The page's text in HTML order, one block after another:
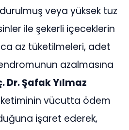
veya yüksek tuz
ile şekerli içeceklerin
az tüketilmeleri, adet
azalmasına
Dr. Şafak Yılmaz
vücutta ödem
işaret ederek,